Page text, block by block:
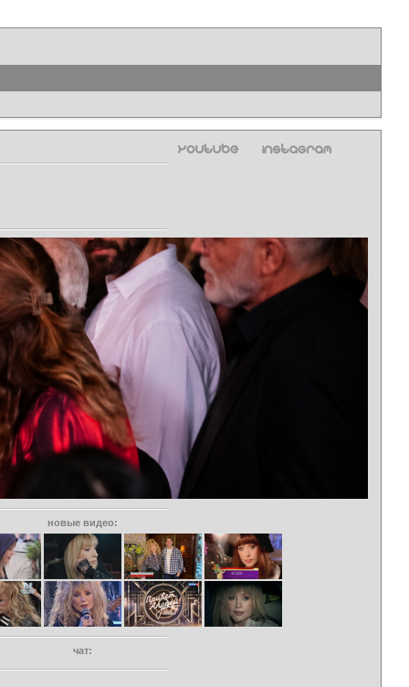
новые видео:
чат: